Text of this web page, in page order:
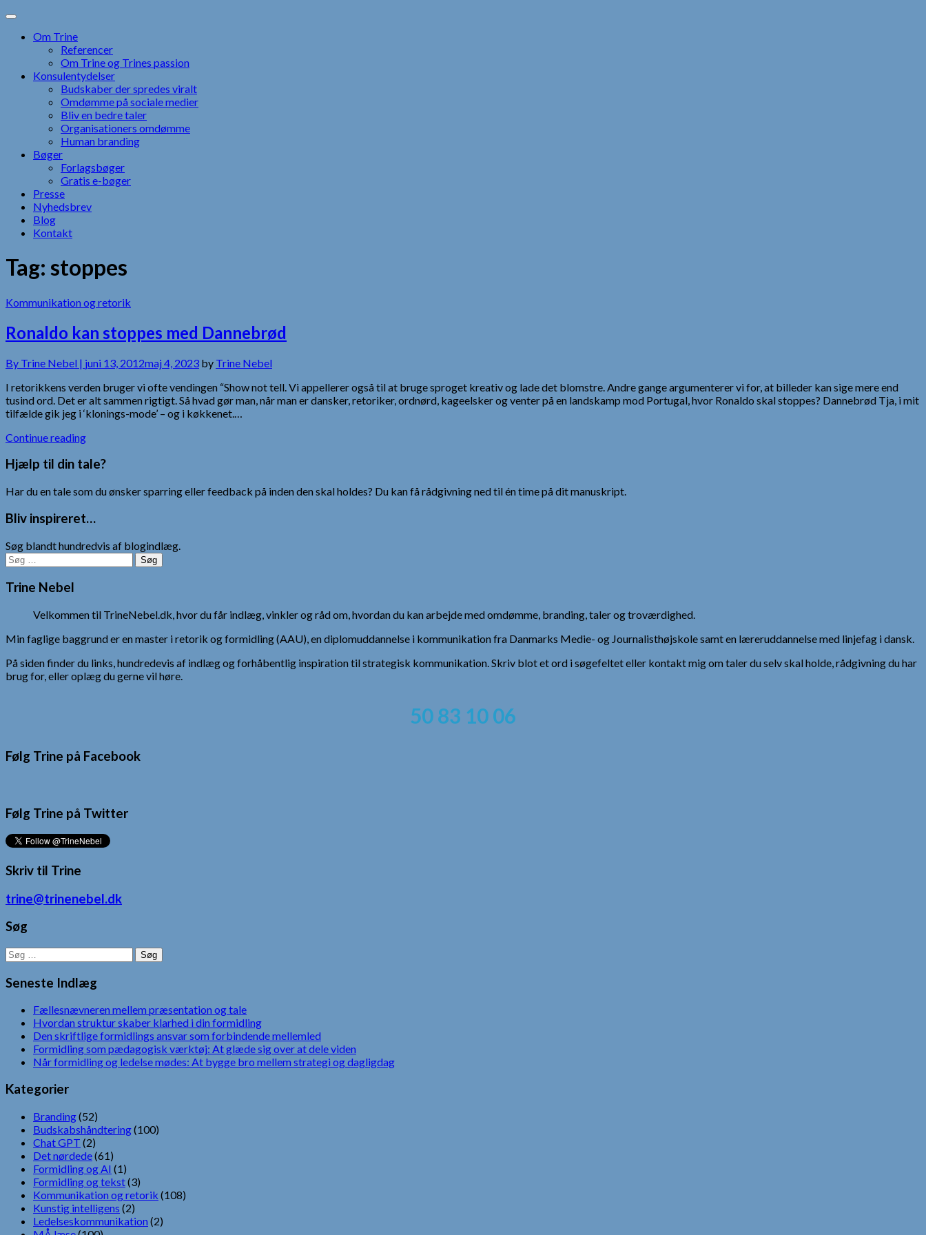
Skip
contentOm Trine
Referencer
Om Trine og Trines passion
Konsulentydelser
Budskaber der spredes viralt
Omdømme på sociale medier
Bliv en bedre taler
Organisationers omdømme
Human branding
Bøger
Forlagsbøger
Gratis e-bøger
Presse
Nyhedsbrev
Blog
Kontakt
Tag: stoppes
Kommunikation og retorik
Ronaldo kan stoppes med Dannebrød
By Trine Nebel | juni 13, 2012maj 4, 2023 by Trine Nebel
I retorikkens verden bruger vi ofte vendingen “Show not tell. Vi appellerer også til at bruge sproget kreativ og lade det blomstre. Andre gange argumenterer vi for, at billeder kan sige mere end
tusind ord. Det er alt sammen rigtigt. Så hvad gør man, når man er dansker, retoriker, ordnørd, kageelsker og venter på en landskamp mod Portugal, hvor Ronaldo skal stoppes? Dannebrød Tja, i mit
tilfælde gik jeg i ‘klonings-mode’ – og i køkkenet.…
Continue reading
Hjælp til din tale?
Har du en tale som du ønsker sparring eller feedback på inden den skal holdes? Du kan få rådgivning ned til én time på dit manuskript.
Bliv inspireret…
Søg blandt hundredvis af blogindlæg.
Søg
efter:
Trine Nebel
Velkommen til TrineNebel.dk, hvor du får indlæg, vinkler og råd om, hvordan du kan arbejde med omdømme, branding, taler og troværdighed.
Min faglige baggrund er en master i retorik og formidling (AAU), en diplomuddannelse i kommunikation fra Danmarks Medie- og Journalisthøjskole samt en læreruddannelse med linjefag i dansk.
På siden finder du links, hundredevis af indlæg og forhåbentlig inspiration til strategisk kommunikation. Skriv blot et ord i søgefeltet eller kontakt mig om taler du selv skal holde, rådgivning du har
brug for, eller oplæg du gerne vil høre.
50 83 10 06
Følg Trine på Facebook
Følg Trine på Twitter
Skriv til Trine
trine@trinenebel.dk
Søg
Søg
efter:
Seneste Indlæg
Fællesnævneren mellem præsentation og tale
Hvordan struktur skaber klarhed i din formidling
Den skriftlige formidlings ansvar som forbindende mellemled
Formidling som pædagogisk værktøj: At glæde sig over at dele viden
Når formidling og ledelse mødes: At bygge bro mellem strategi og dagligdag
Kategorier
Branding(52)
Budskabshåndtering(100)
Chat GPT (2)
Det nørdede(61)
Formidling og AI (1)
Formidling og tekst(3)
Kommunikation og retorik (108)
Kunstig intelligens (2)
Ledelseskommunikation (2)